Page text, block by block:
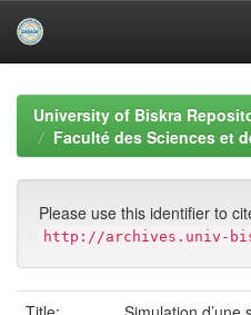
navigationUniversity of Biskra
Faculté des Sciences et
Please use this identifier to
http://archives.univ-